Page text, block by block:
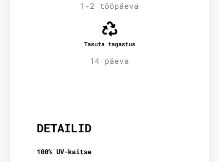
1-2 tööpäeva
Tasuta tagastus
14 päeva
DETAILID
100% UV-kaitse